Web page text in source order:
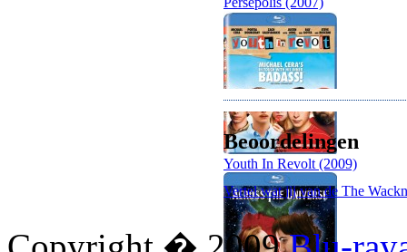
Youth In Revolt (2009)
Beoordelingen
Vertel wat jij van de The